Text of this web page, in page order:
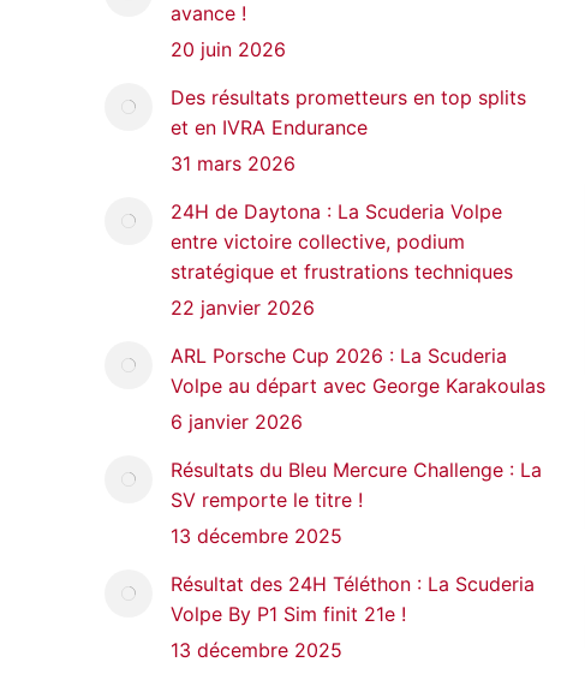
avance !
20 juin 2026
Des résultats prometteurs en top splits
et en IVRA Endurance
31 mars 2026
24H de Daytona : La Scuderia Volpe
entre victoire collective, podium
stratégique et frustrations techniques
22 janvier 2026
ARL Porsche Cup 2026 : La Scuderia
Volpe au départ avec George Karakoulas
6 janvier 2026
Résultats du Bleu Mercure Challenge : La
SV remporte le titre !
13 décembre 2025
Résultat des 24H Téléthon : La Scuderia
Volpe By P1 Sim finit 21e !
13 décembre 2025